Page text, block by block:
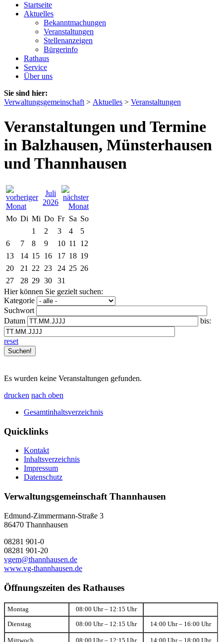
Startseite
Aktuelles
Bekanntmachungen
Veranstaltungen
Stellenanzeigen
Bürgerinfo
Rathaus
Service
Über uns
Sie sind hier:
Verwaltungsgemeinschaft > Aktuelles > Veranstaltungen
Veranstaltungen und Termine
in Balzhausen, Münsterhausen
und Thannhausen
Juli
2026
Mo Di Mi Do Fr Sa So
1
2 3 4
5
6
7 8 9 10 11
12
13
14 15 16 17 18 19
20
21 22 23 24 25 26
27
28 29 30
31
Hier können Sie gezielt suchen:
Kategorie
Suchwort
Datum
bis:
reset
Es wurden keine Veranstaltungen gefunden.
drucken nach oben
Gesamtinhaltsverzeichnis
Quicklinks
Kontakt
Inhaltsverzeichnis
Impressum
Datenschutz
Verwaltungsgemeinschaft Thannhausen
Edmund-Zimmermann-Straße 3
86470 Thannhausen
08281 901-0
08281 901-20
vgem@thannhausen.de
www.vg-thannhausen.de
Öffnungszeiten des Rathauses
Montag 08:00 Uhr – 12:15 Uhr
Dienstag 08:00 Uhr – 12:15 Uhr 14:00 Uhr – 16:00 Uhr